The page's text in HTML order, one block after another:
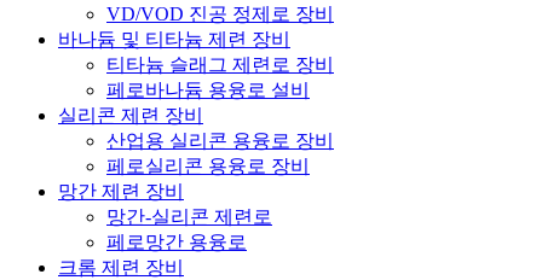
VD/VOD 진공 정제로 장비
바나듐 및 티타늄 제련 장비
티타늄 슬래그 제련로 장비
페로바나듐 용융로 설비
실리콘 제련 장비
산업용 실리콘 용융로 장비
페로실리콘 용융로 장비
망간 제련 장비
망간-실리콘 제련로
페로망간 용융로
크롬 제련 장비